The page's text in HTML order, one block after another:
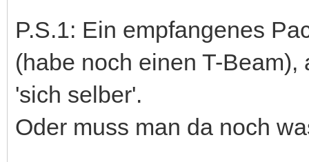
P.S.1: Ein empfangenes
(habe noch einen T-
'sich selber'.
Oder muss man da noch